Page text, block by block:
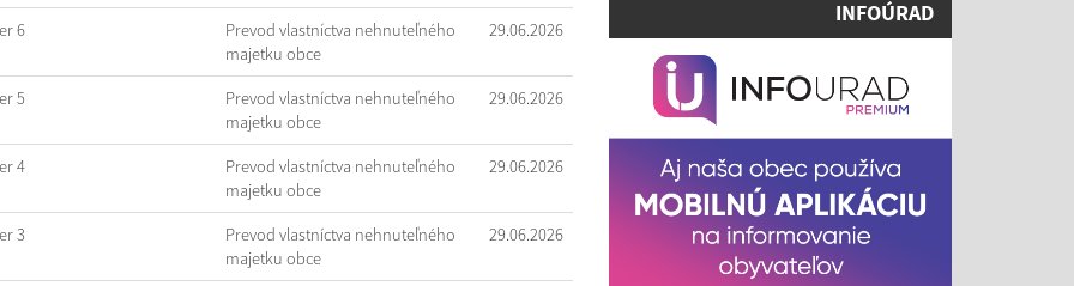
6
Prevod vlastníctva nehnuteľného
majetku obce
29.06.2026
5
Prevod vlastníctva nehnuteľného
majetku obce
29.06.2026
4
Prevod vlastníctva nehnuteľného
majetku obce
29.06.2026
3
Prevod vlastníctva nehnuteľného
majetku obce
29.06.2026
INFOÚRAD